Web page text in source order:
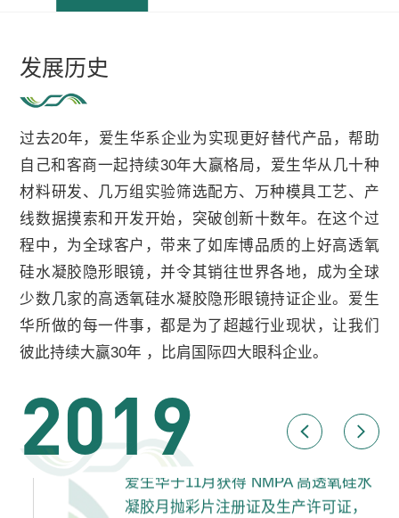
发展历史
过去20年，爱生华系企业为实现更好替代产品，帮助
自己和客商一起持续30年大赢格局，爱生华从几十种
材料研发、几万组实验筛选配方、万种模具工艺、产
线数据摸索和开发开始，突破创新十数年。在这个过
程中，为全球客户，带来了如库博品质的上好高透氧
硅水凝胶隐形眼镜，并令其销往世界各地，成为全球
少数几家的高透氧硅水凝胶隐形眼镜持证企业。爱生
华所做的每一件事，都是为了超越行业现状，让我们
彼此持续大赢30年 ，比肩国际四大眼科企业。
2019
2023
2022
爱生华完成高透氧硅水凝胶日抛彩片
的注册和质量体系考核。
2021
凝胶日抛水蓝片注册证及生产许可
证，18年全球塔尖团队原研结晶 ，为
全球客户，带来如库博品质的上好高
透氧硅水凝胶隐形眼镜，并令其销往
世界各地。
2020
凝胶月抛水蓝片注册证及生产许可
爱生华于11月获得 NMPA 高透氧硅水
凝胶月抛彩片注册证及生产许可证，